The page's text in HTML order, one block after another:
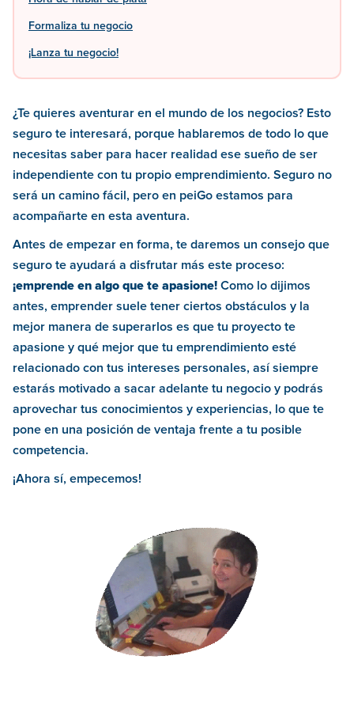
Formaliza tu negocio
¡Lanza tu negocio!
¿Te quieres aventurar en el mundo de los negocios? Esto
seguro te interesará, porque hablaremos de todo lo que
necesitas saber para hacer realidad ese sueño de ser
independiente con tu propio emprendimiento. Seguro no
será un camino fácil, pero en peiGo estamos para
acompañarte en esta aventura.
Antes de empezar en forma, te daremos un consejo que
seguro te ayudará a disfrutar más este proceso:
¡emprende en algo que te apasione! Como lo dijimos
antes, emprender suele tener ciertos obstáculos y la
mejor manera de superarlos es que tu proyecto te
apasione y qué mejor que tu emprendimiento esté
relacionado con tus intereses personales, así siempre
estarás motivado a sacar adelante tu negocio y podrás
aprovechar tus conocimientos y experiencias, lo que te
pone en una posición de ventaja frente a tu posible
competencia.
¡Ahora sí, empecemos!